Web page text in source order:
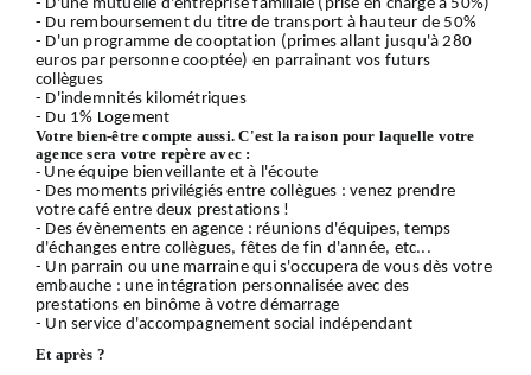
- D'une mutuelle d'entreprise familiale (prise en charge à 50%)
- Du remboursement du titre de transport à hauteur de 50%
- D'un programme de cooptation (primes allant jusqu'à 280
euros par personne cooptée) en parrainant vos futurs
collègues
- D'indemnités kilométriques
- Du 1% Logement
Votre bien-être compte aussi. C'est la raison pour laquelle votre
agence sera votre repère avec :
- Une équipe bienveillante et à l'écoute
- Des moments privilégiés entre collègues : venez prendre
votre café entre deux prestations !
- Des évènements en agence : réunions d'équipes, temps
d'échanges entre collègues, fêtes de fin d'année, etc...
- Un parrain ou une marraine qui s'occupera de vous dès votre
embauche : une intégration personnalisée avec des
prestations en binôme à votre démarrage
- Un service d'accompagnement social indépendant
Et après ?